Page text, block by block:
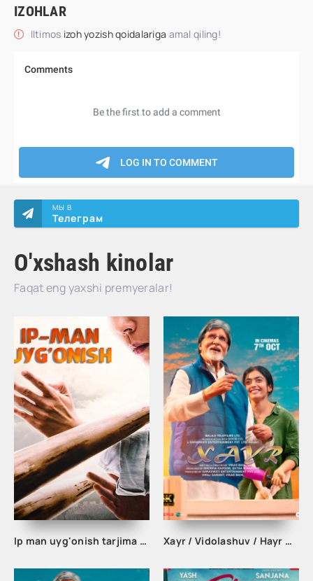
IZOHLAR
Iltimos izoh yozish qoidalariga amal qiling!
O'xshash kinolar
Faqat eng yaxshi premyeralar!
МЫ В
Телеграм
Ip man uyg'onish tarjima film Xayr / Vidolashuv / Hayr Hind kino Uzbek tilida